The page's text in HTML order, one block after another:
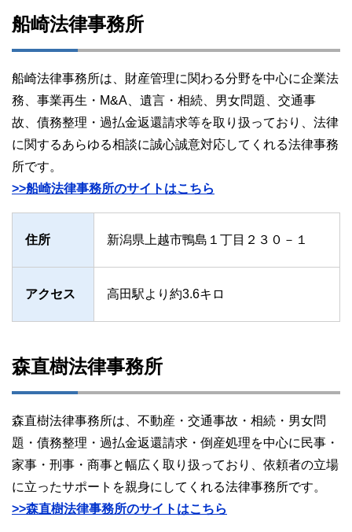
船崎法律事務所
船崎法律事務所は、財産管理に関わる分野を中心に企業法
務、事業再生・M&A、遺言・相続、男女問題、交通事
故、債務整理・過払金返還請求等を取り扱っており、法律
に関するあらゆる相談に誠心誠意対応してくれる法律事務
所です。
>>船崎法律事務所のサイトはこちら
住所 新潟県上越市鴨島１丁目２３０－１
アクセス 高田駅より約3.6キロ
森直樹法律事務所
森直樹法律事務所は、不動産・交通事故・相続・男女問
題・債務整理・過払金返還請求・倒産処理を中心に民事・
家事・刑事・商事と幅広く取り扱っており、依頼者の立場
に立ったサポートを親身にしてくれる法律事務所です。
>>森直樹法律事務所のサイトはこちら